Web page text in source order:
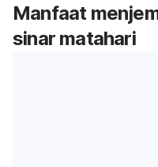
Manfaat
sinar matahari